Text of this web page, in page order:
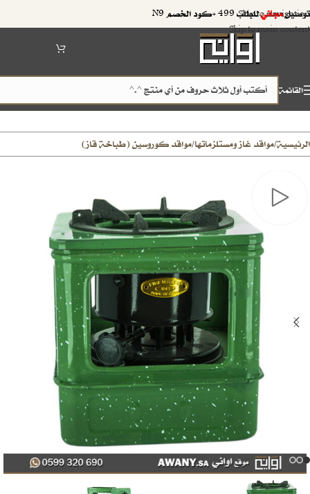
Skip to navigation
Skip to main content
توصيلمجانيللطلب 499 +كود الخصم N9
القائمة
الرئيسية/مواقد غاز ومستلزماتها/مواقد كوروسين (طباخة قاز)